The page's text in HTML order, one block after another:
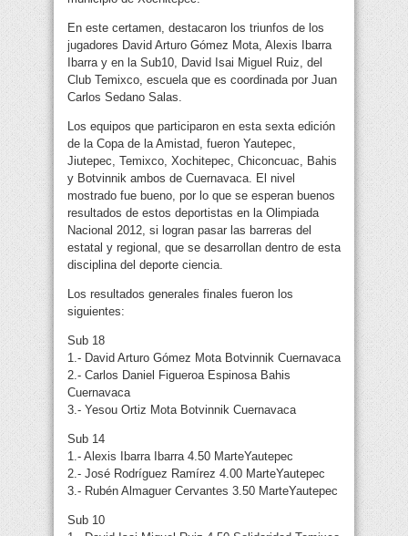
En este certamen, destacaron los triunfos de los
jugadores David Arturo Gómez Mota, Alexis Ibarra
Ibarra y en la Sub10, David Isai Miguel Ruiz, del
Club Temixco, escuela que es coordinada por Juan
Carlos Sedano Salas.
Los equipos que participaron en esta sexta edición
de la Copa de la Amistad, fueron Yautepec,
Jiutepec, Temixco, Xochitepec, Chiconcuac, Bahis
y Botvinnik ambos de Cuernavaca. El nivel
mostrado fue bueno, por lo que se esperan buenos
resultados de estos deportistas en la Olimpiada
Nacional 2012, si logran pasar las barreras del
estatal y regional, que se desarrollan dentro de esta
disciplina del deporte ciencia.
Los resultados generales finales fueron los
siguientes:
Sub 18
1.- David Arturo Gómez Mota Botvinnik Cuernavaca
2.- Carlos Daniel Figueroa Espinosa Bahis
Cuernavaca
3.- Yesou Ortiz Mota Botvinnik Cuernavaca
Sub 14
1.- Alexis Ibarra Ibarra 4.50 MarteYautepec
2.- José Rodríguez Ramírez 4.00 MarteYautepec
3.- Rubén Almaguer Cervantes 3.50 MarteYautepec
Sub 10